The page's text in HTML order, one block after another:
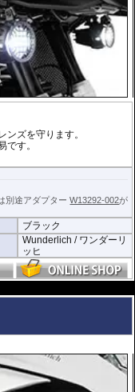
ンズを守ります。
です。
別途アダプターW13292-002が
ブラック
Wunderlich / ワンダーリ
ッヒ